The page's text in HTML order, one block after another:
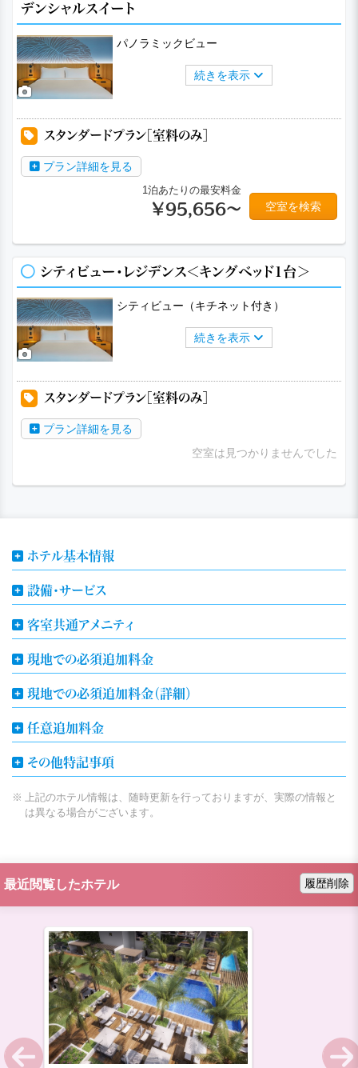
デンシャルスイート
パノラミックビュー
続きを表示
スタンダードプラン［室料のみ］
プラン詳細を見る
1泊あたりの最安料金
￥95,656～ 空室を検索
シティビュー・レジデンス＜キングベッド1台＞
シティビュー（キチネット付き）
続きを表示
スタンダードプラン［室料のみ］
プラン詳細を見る
空室は見つかりませんでした
ホテル基本情報
設備・サービス
客室共通アメニティ
現地での必須追加料金
現地での必須追加料金（詳細）
任意追加料金
その他特記事項
上記のホテル情報は、随時更新を行っておりますが、実際の情報と
は異なる場合がございます。
最近閲覧したホテル 履歴削除